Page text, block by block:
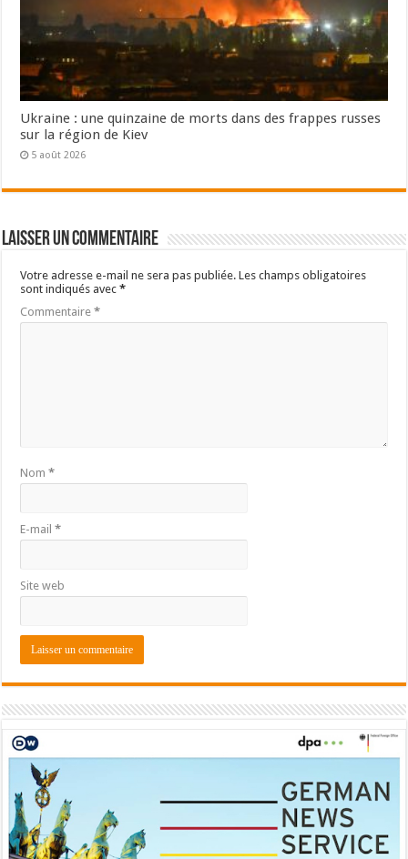
Ukraine : une quinzaine de morts dans des frappes russes
sur la région de Kiev
5 août 2026
Laisser un commentaire
Votre adresse e-mail ne sera pas publiée. Les champs obligatoires
sont indiqués avec*
Commentaire*
Nom*
E-mail*
Site web